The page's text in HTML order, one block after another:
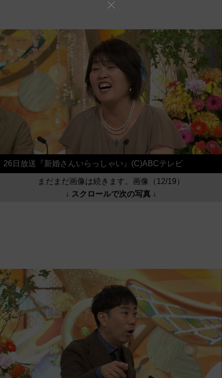
26日放送『新婚さんいらっしゃい』(C)ABCテレビ
まだまだ画像は続きます。画像（12/19）
↓ スクロールで次の写真 ↓